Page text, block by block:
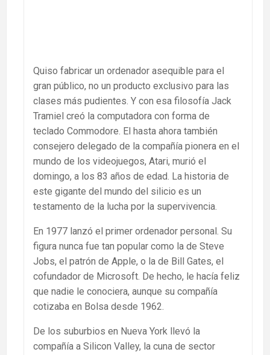
Quiso fabricar un ordenador asequible para el
gran público, no un producto exclusivo para las
clases más pudientes. Y con esa filosofía Jack
Tramiel creó la computadora con forma de
teclado Commodore. El hasta ahora también
consejero delegado de la compañía pionera en el
mundo de los videojuegos, Atari, murió el
domingo, a los 83 años de edad. La historia de
este gigante del mundo del silicio es un
testamento de la lucha por la supervivencia.
En 1977 lanzó el primer ordenador personal. Su
figura nunca fue tan popular como la de Steve
Jobs, el patrón de Apple, o la de Bill Gates, el
cofundador de Microsoft. De hecho, le hacía feliz
que nadie le conociera, aunque su compañía
cotizaba en Bolsa desde 1962.
De los suburbios en Nueva York llevó la
compañía a Silicon Valley, la cuna de sector